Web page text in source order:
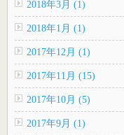
2018年3月 (1)
2018年1月 (1)
2017年12月 (1)
2017年11月 (15)
2017年10月 (5)
2017年9月 (1)